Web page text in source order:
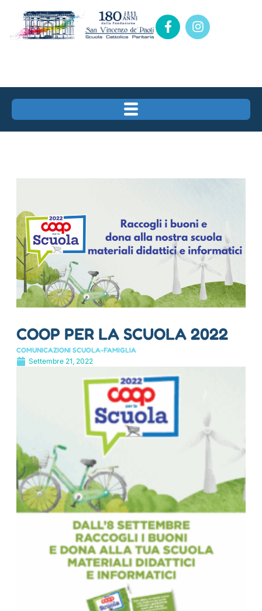
COOP PER LA SCUOLA 2022
COMUNICAZIONI SCUOLA-FAMIGLIA
Settembre 21, 2022